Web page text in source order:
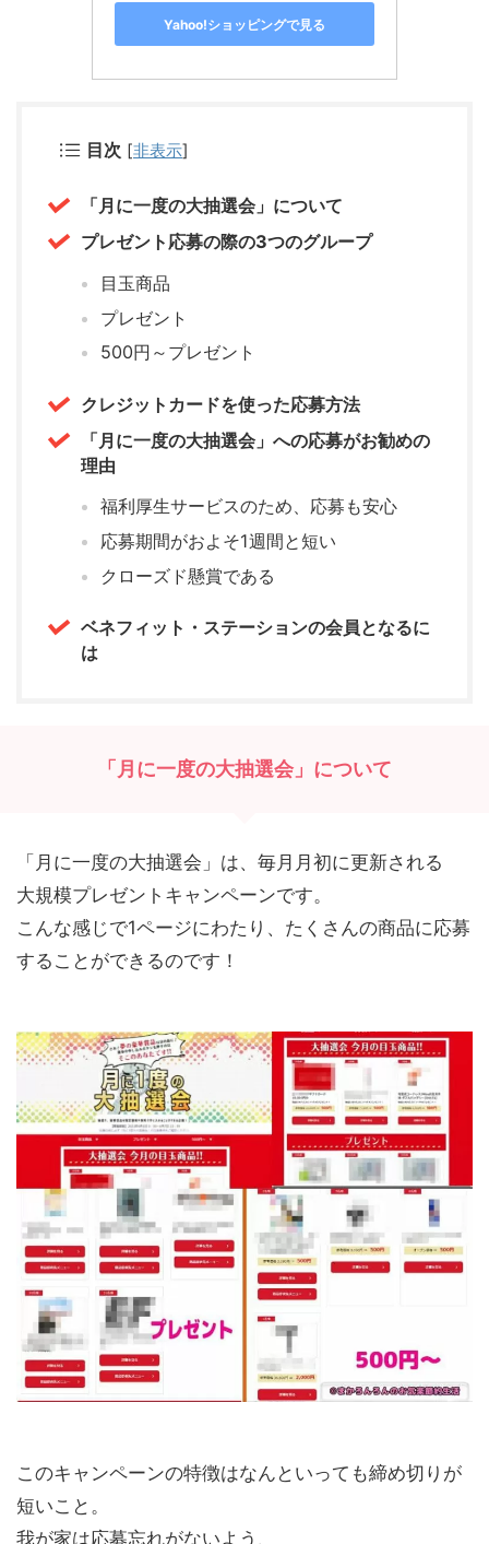
Yahoo!ショッピングで見る
目次 [非表示]
「月に一度の大抽選会」について
プレゼント応募の際の3つのグループ
目玉商品
プレゼント
500円～プレゼント
クレジットカードを使った応募方法
「月に一度の大抽選会」への応募がお勧めの
理由
福利厚生サービスのため、応募も安心
応募期間がおよそ1週間と短い
クローズド懸賞である
ベネフィット・ステーションの会員となるに
は
「月に一度の大抽選会」について
「月に一度の大抽選会」は、毎月月初に更新される
大規模プレゼントキャンペーンです。
こんな感じで1ページにわたり、たくさんの商品に応募
することができるのです！
このキャンペーンの特徴はなんといっても締め切りが
短いこと。
我が家は応募忘れがないよう、